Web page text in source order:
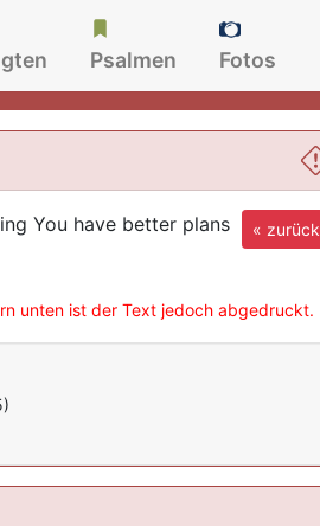
Psalmen Fotos
« zurück
You have better plans
unten ist der Text jedoch abgedruckt.